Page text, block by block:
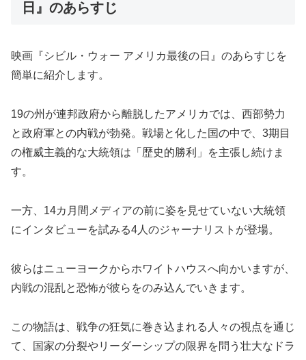
日』のあらすじ
映画『シビル・ウォー アメリカ最後の日』のあらすじを
簡単に紹介します。
19の州が連邦政府から離脱したアメリカでは、西部勢力
と政府軍との内戦が勃発。戦場と化した国の中で、3期目
の権威主義的な大統領は「歴史的勝利」を主張し続けま
す。
一方、14カ月間メディアの前に姿を見せていない大統領
にインタビューを試みる4人のジャーナリストが登場。
彼らはニューヨークからホワイトハウスへ向かいますが、
内戦の混乱と恐怖が彼らをのみ込んでいきます。
この物語は、戦争の狂気に巻き込まれる人々の視点を通じ
て、国家の分裂やリーダーシップの限界を問う壮大なドラ